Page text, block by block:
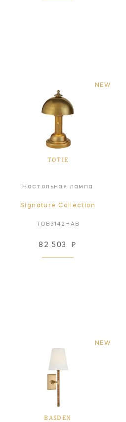
NEW
TOTIE
Настольная лампа
Signature Collection
TOB3142HAB
82 503 ₽
NEW
BASDEN